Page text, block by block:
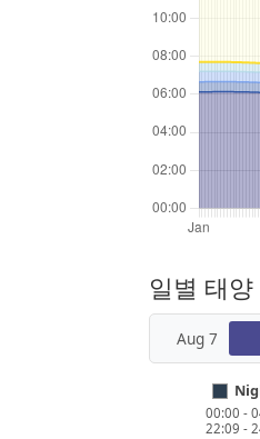
일별 태
Aug 7
00:00 -
22:09 -